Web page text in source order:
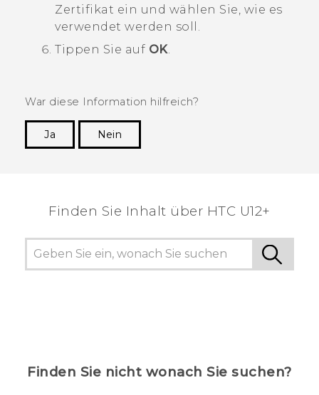
Zertifikat ein und wählen Sie, wie es
verwendet werden soll.
Tippen Sie auf OK.
War diese Information hilfreich?
Ja
Nein
Finden Sie Inhalt über‎ HTC U12+
Finden Sie nicht wonach Sie suchen?